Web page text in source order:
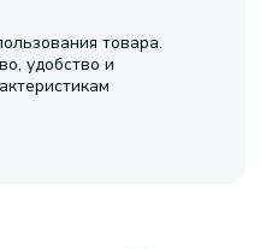
товара.
удобство и